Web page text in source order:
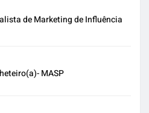
de Marketing de Influência
MASP